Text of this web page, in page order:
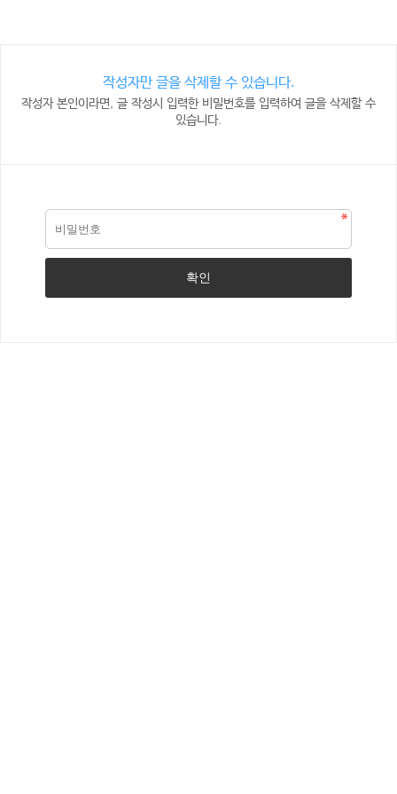
작성자만 글을 삭제할 수 있습니다.
작성자 본인이라면, 글 작성시 입력한 비밀번호를 입력하여 글을 삭제할 수
있습니다.